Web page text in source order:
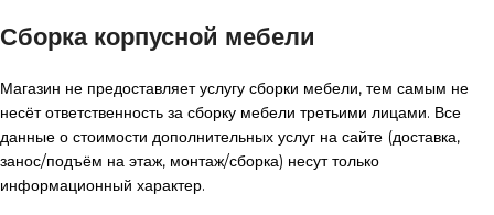
Сборка корпусной мебели
Магазин не предоставляет услугу сборки мебели, тем самым не
несёт ответственность за сборку мебели третьими лицами. Все
данные о стоимости дополнительных услуг на сайте (доставка,
занос/подъём на этаж, монтаж/сборка) несут только
информационный характер.